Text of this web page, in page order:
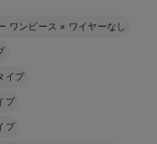
ワンピース × ワイヤーなし
イプ
プ
プ